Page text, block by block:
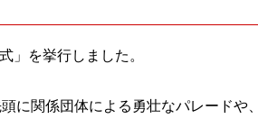
」を挙行しました。
に関係団体による勇壮なパレードや